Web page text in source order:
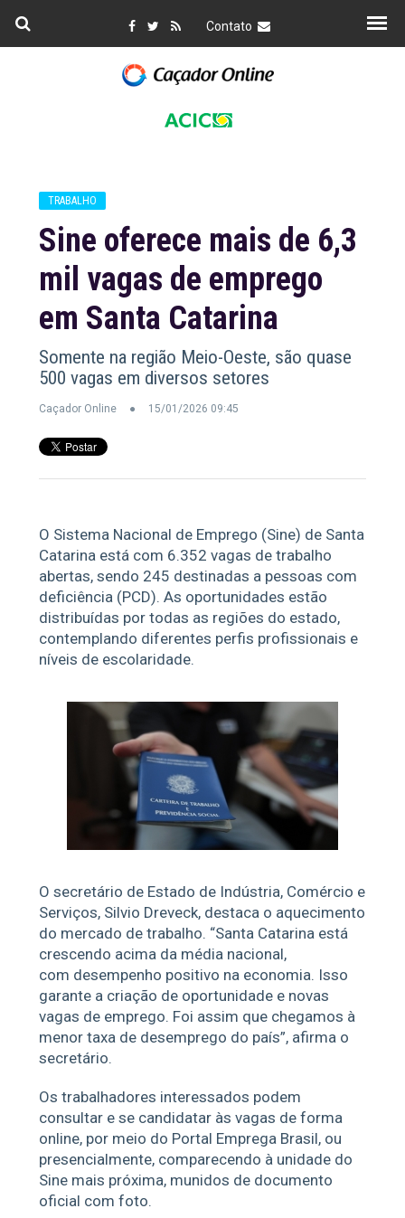
Contato
TRABALHO
Sine oferece mais de 6,3
mil vagas de emprego
em Santa Catarina
Somente na região Meio-Oeste, são quase
500 vagas em diversos setores
Caçador Online 15/01/2026 09:45
O Sistema Nacional de Emprego (Sine) de Santa
Catarina está com 6.352 vagas de trabalho
abertas, sendo 245 destinadas a pessoas com
deficiência (PCD). As oportunidades estão
distribuídas por todas as regiões do estado,
contemplando diferentes perfis profissionais e
níveis de escolaridade.
O secretário de Estado de Indústria, Comércio e
Serviços, Silvio Dreveck, destaca o aquecimento
do mercado de trabalho. “Santa Catarina está
crescendo acima da média nacional,
com desempenho positivo na economia. Isso
garante a criação de oportunidade e novas
vagas de emprego. Foi assim que chegamos à
menor taxa de desemprego do país”, afirma o
secretário.
Os trabalhadores interessados podem
consultar e se candidatar às vagas de forma
online, por meio do Portal Emprega Brasil, ou
presencialmente, comparecendo à unidade do
Sine mais próxima, munidos de documento
oficial com foto.